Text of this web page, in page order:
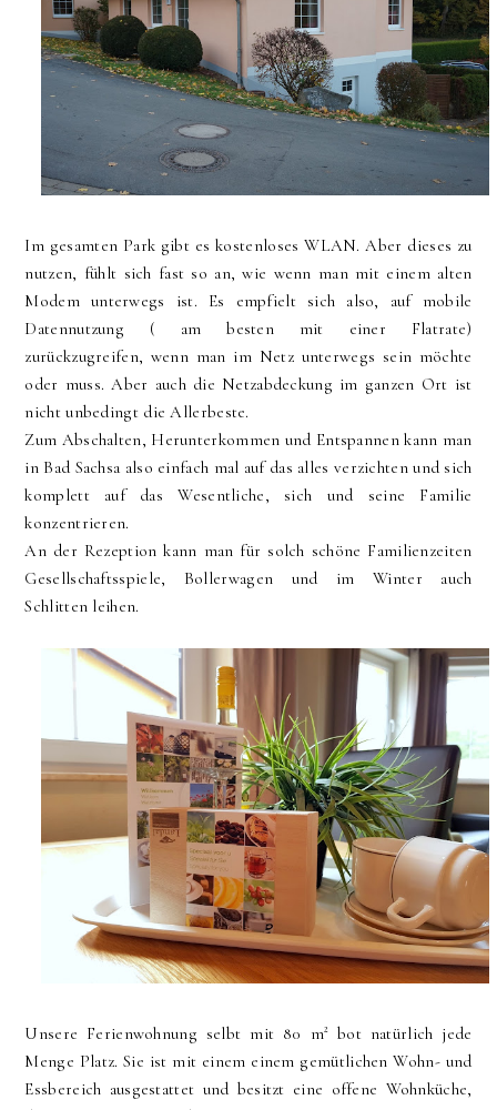
Im gesamten Park gibt es kostenloses WLAN. Aber dieses zu
nutzen, fühlt sich fast so an, wie wenn man mit einem alten
Modem unterwegs ist. Es empfielt sich also, auf mobile
Datennutzung ( am besten mit einer Flatrate)
zurückzugreifen, wenn man im Netz unterwegs sein möchte
oder muss. Aber auch die Netzabdeckung im ganzen Ort ist
nicht unbedingt die Allerbeste.
Zum Abschalten, Herunterkommen und Entspannen kann man
in Bad Sachsa also einfach mal auf das alles verzichten und sich
komplett auf das Wesentliche, sich und seine Familie
konzentrieren.
An der Rezeption kann man für solch schöne Familienzeiten
Gesellschaftsspiele, Bollerwagen und im Winter auch
Schlitten leihen.
Unsere Ferienwohnung selbt mit 80 m² bot natürlich jede
Menge Platz. Sie ist mit einem einem gemütlichen Wohn- und
Essbereich ausgestattet und besitzt eine offene Wohnküche,